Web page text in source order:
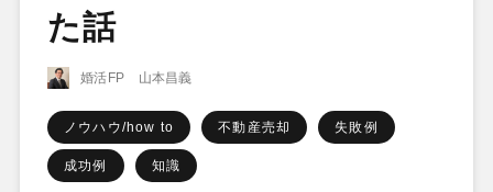
た話
婚活FP 山本昌義
ノウハウ/how to 不動産売却 失敗例
成功例 知識